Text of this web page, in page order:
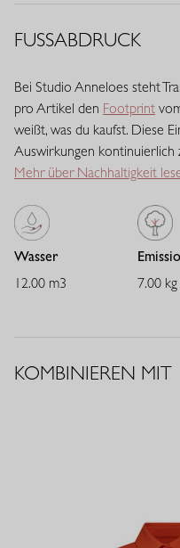
feste, kompakte Struktur
fühlt sich glatt und kraftvoll
FUSSABDRUCK
Bei Studio Anneloes steht
pro Artikel den Footprint
weißt, was du kaufst. Diese
Auswirkungen kontinuierlich
Mehr über Nachhaltigkeit
Wasser
12.00 m3
7.00
KOMBINIEREN MIT